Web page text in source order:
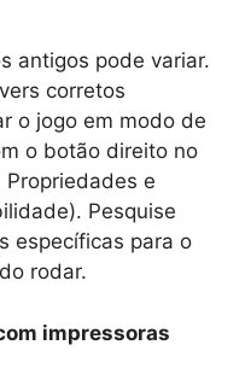
antigos pode variar.
corretos
o jogo em modo de
o botão direito no
e
Pesquise
específicas para o
rodar.
impressoras